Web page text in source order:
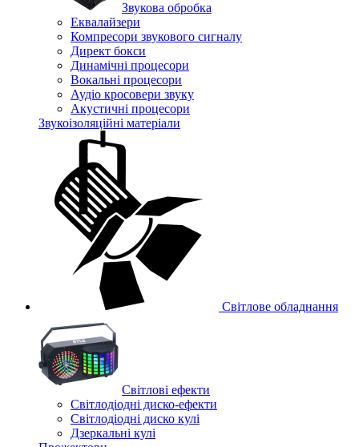
Звукова обробка
Еквалайзери
Компресори звукового сигналу
Директ бокси
Динамічні процесори
Вокальні процесори
Аудіо кросовери звуку
Акустичні процесори
Звукоізоляційні матеріали
Світлове обладнання
Cвітлові ефекти
Світлодіодні диско-ефекти
Світлодіодні диско кулі
Дзеркальні кулі